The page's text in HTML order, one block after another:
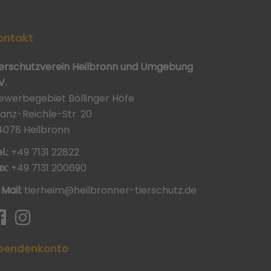
Heilbronn und Umgebung
Böllinger Höfe
Reichle-Str. 20
Heilbronn
+49 7131 22822
+49 7131 200690
tierheim@heilbronner-tierschutz.de